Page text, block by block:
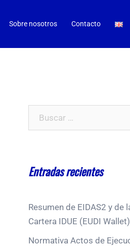
Sobre nosotros Contacto
Buscar:
Entradas recientes
Resumen de EIDAS2 y de
Cartera IDUE (EUDI Wallet)
Normativa Actos de